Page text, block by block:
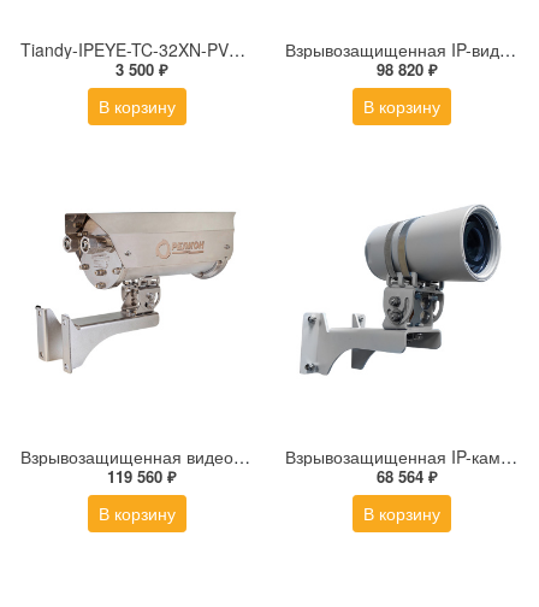
Tiandy-IPEYE-TC-32XN-PVZ 2Мп купольная «турель» IP камера с фиксированным объективом, серия SPARK со встроенным агентом IPEYE для ПВЗ
3 500 ₽
В корзину
Взрывозащищенная IP-видеокамера Релион Релион-Exd-Н-100-ИК-IP5Мп2.8mm-PoE-МК-TR
98 820 ₽
В корзину
Взрывозащищенная видеокамера Релион Релион-Exd-Н-150-ИК-IP8Мп2.7-13.5Z-220-SD-МК-TR
119 560 ₽
В корзину
Взрывозащищенная IP-камера Релион-Exd-М-50-ИК-IP4Мп3.6mm-PoE-TR
68 564 ₽
В корзину